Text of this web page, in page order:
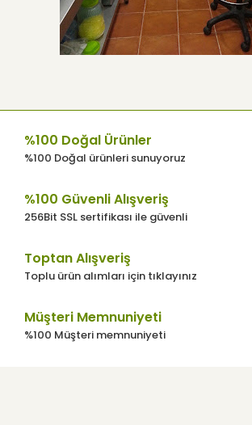
%100 Doğal Ürünler
%100 Doğal ürünleri sunuyoruz
%100 Güvenli Alışveriş
256Bit SSL sertifikası ile güvenli
Toptan Alışveriş
Toplu ürün alımları için tıklayınız
Müşteri Memnuniyeti
%100 Müşteri memnuniyeti